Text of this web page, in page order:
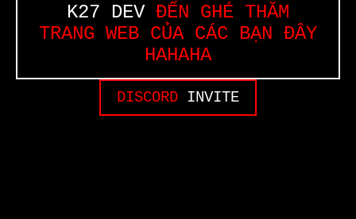
K27 DEVĐẾN GHÉ THĂM
TRANG WEB CỦA CÁC BẠN ĐÂY
HAHAHA
DISCORD INVITE